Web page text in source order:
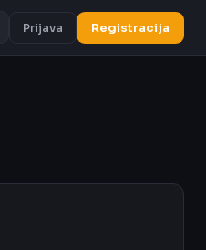
Prijava Registracija